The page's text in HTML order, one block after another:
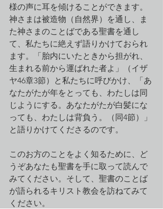
様の声に耳を傾けることができます。
神さまは被造物（自然界）を通し、ま
た神さまのことばである聖書を通し
て、私たちに絶えず語りかけておられ
ます。「胎内にいたときから担がれ、
生まれる前から運ばれた者よ」（イザ
ヤ46章3節）と私たちに呼びかけ、「あ
なたがたが年をとっても、わたしは同
じようにする。あなたがたが白髪にな
っても、わたしは背負う。（同4節）」
と語りかけてくださるのです。
このお方のことをよく知るために、ど
うぞあなたも聖書を手に取って読んで
みてください。そして、聖書のことば
が語られるキリスト教会を訪ねてみて
ください。